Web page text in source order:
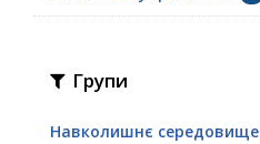
Групи
Навколишнє середовище